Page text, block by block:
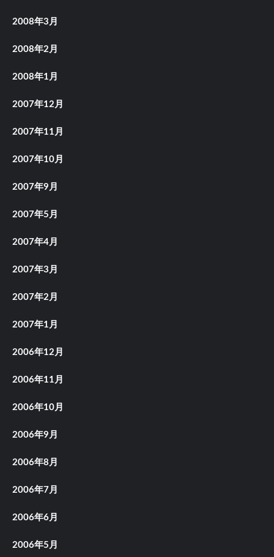
2008年3月
2008年2月
2008年1月
2007年12月
2007年11月
2007年10月
2007年9月
2007年5月
2007年4月
2007年3月
2007年2月
2007年1月
2006年12月
2006年11月
2006年10月
2006年9月
2006年8月
2006年7月
2006年6月
2006年5月